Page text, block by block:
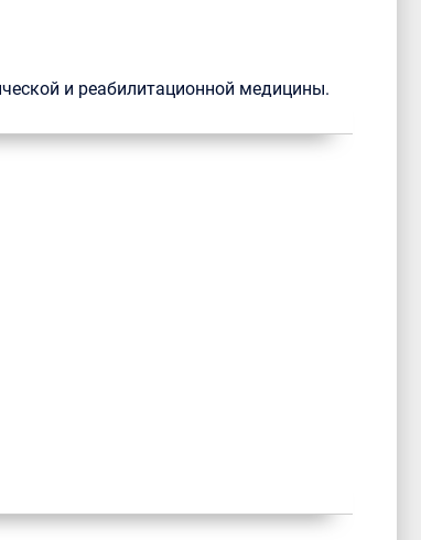
и реабилитационной медицины.